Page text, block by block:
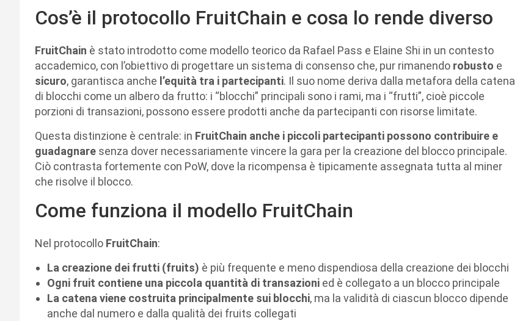
Cos’è il protocollo FruitChain e cosa lo rende diverso
FruitChain è stato introdotto come modello teorico da Rafael Pass e Elaine Shi in un contesto
accademico, con l’obiettivo di progettare un sistema di consenso che, pur rimanendo robusto e
sicuro, garantisca anche l’equità tra i partecipanti. Il suo nome deriva dalla metafora della catena
di blocchi come un albero da frutto: i “blocchi” principali sono i rami, ma i “frutti”, cioè piccole
porzioni di transazioni, possono essere prodotti anche da partecipanti con risorse limitate.
Questa distinzione è centrale: in FruitChain anche i piccoli partecipanti possono contribuire e
guadagnare senza dover necessariamente vincere la gara per la creazione del blocco principale.
Ciò contrasta fortemente con PoW, dove la ricompensa è tipicamente assegnata tutta al miner
che risolve il blocco.
Come funziona il modello FruitChain
Nel protocollo FruitChain:
La creazione dei frutti (fruits) è più frequente e meno dispendiosa della creazione dei blocchi
Ogni fruit contiene una piccola quantità di transazioni ed è collegato a un blocco principale
La catena viene costruita principalmente sui blocchi, ma la validità di ciascun blocco dipende
anche dal numero e dalla qualità dei fruits collegati